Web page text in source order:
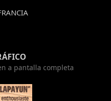
a pantalla completa